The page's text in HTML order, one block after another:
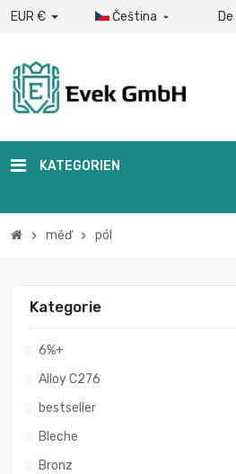
EUR € Čeština  De
KATEGORIEN
chevron_right měď chevron_right pól
Kategorie
6%+
Alloy C276
bestseller
Bleche
Bronz